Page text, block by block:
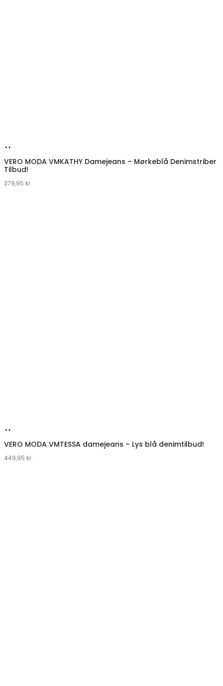
hos
VERO MODA VMKATHY Damejeans – Mørkeblå Denimstriber
Tilbud!
379,95 kr.
hos
Klædeskabet.dk
VERO MODA VMTESSA damejeans – Lys blå denimtilbud!
449,95 kr.